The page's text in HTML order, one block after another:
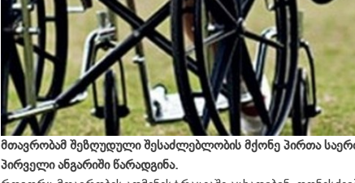
მთავრობამ შეზღუდული შესაძლებლობის მქონე პირთა
პირველი ანგარიში წარადგინა.